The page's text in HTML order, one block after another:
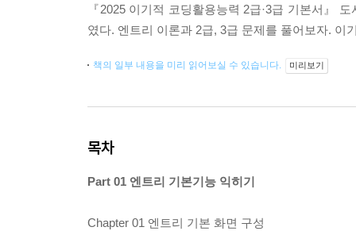
『2025 이기적 코딩활용능력 2급·3급 기본서』
였다. 엔트리 이론과 2급, 3급 문제를 풀어보자. 이
책의 일부 내용을 미리 읽어보실 수 있습니다. 미리보기
목차
Part 01 엔트리 기본기능 익히기
Chapter 01 엔트리 기본 화면 구성